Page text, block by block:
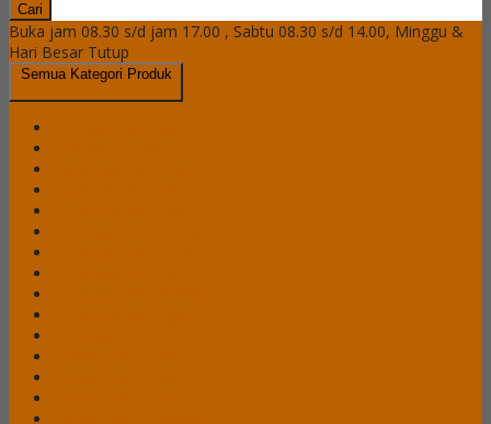
Cari
Buka jam 08.30 s/d jam 17.00 , Sabtu 08.30 s/d 14.00, Minggu &
Hari Besar Tutup
Semua Kategori Produk